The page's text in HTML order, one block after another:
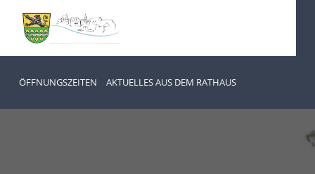
ÖFFNUNGSZEITEN AKTUELLES AUS DEM RATHAUS